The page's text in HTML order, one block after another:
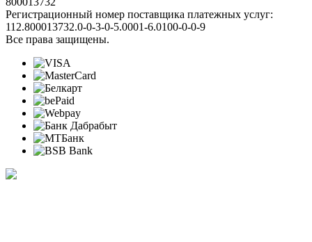
Регистрационный номер поставщика платежных услуг:
112.800013732.0-0-3-0-5.0001-6.0100-0-0-9
Все права защищены.